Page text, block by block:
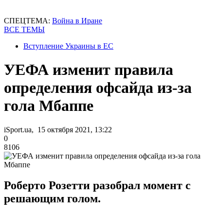
СПЕЦТЕМА: Война в Иране
ВСЕ ТЕМЫ
Вступление Украины в ЕС
УЕФА изменит правила
определения офсайда из-за
гола Мбаппе
iSport.ua, 15 октября 2021, 13:22
0
8106
Роберто Розетти разобрал момент с
решающим голом.